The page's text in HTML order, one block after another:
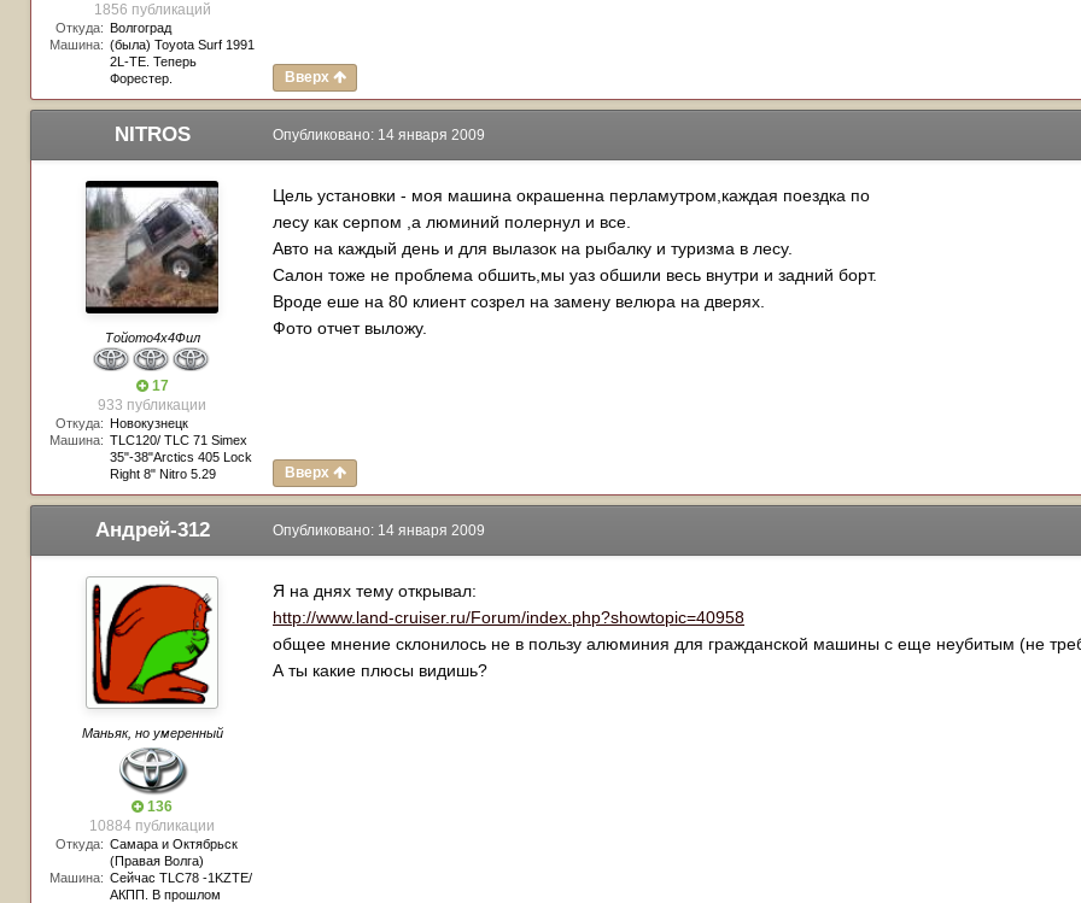
1856 публикаций
Откуда: Волгоград
Машина: (была) Toyota Surf 1991
2L-TE. Теперь
Форестер.
Вверх
NITROS
Тойото4х4Фил
17
933 публикации
Откуда: Новокузнецк
Машина: TLC120/ TLC 71 Simex
35"-38"Arctics 405 Lock
Right 8" Nitro 5.29
Опубликовано: 14 января 2009
Цель установки - моя машина окрашенна перламутром,каждая поездка по
лесу как серпом ,а люминий полернул и все.
Авто на каждый день и для вылазок на рыбалку и туризма в лесу.
Салон тоже не проблема обшить,мы уаз обшили весь внутри и задний борт.
Вроде еше на 80 клиент созрел на замену велюра на дверях.
Фото отчет выложу.
Вверх
Андрей-312
Маньяк, но умеренный
136
10884 публикации
Откуда: Самара и Октябрьск
(Правая Волга)
Машина: Сейчас TLC78 -1KZTE/
АКПП. В прошлом
Опубликовано: 14 января 2009
Я на днях тему открывал:
http://www.land-cruiser.ru/Forum/index.php?showtopic=40958
общее мнение склонилось не в пользу алюминия для гражданской машины с еще неубитым (не
А ты какие плюсы видишь?